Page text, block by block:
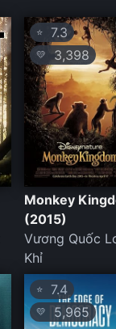
⭐7.3
💛 3,398
Monkey
(2015)
Vương Quốc
Khỉ
⭐7.4
💛 5,965